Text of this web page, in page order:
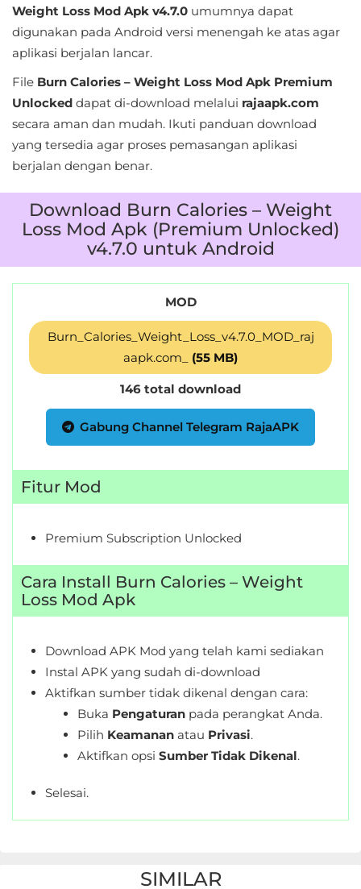
Rekomendasi
Weight Loss Mod Apk v4.7.0 umumnya dapat
digunakan pada Android versi menengah ke atas agar
aplikasi berjalan lancar.
File Burn Calories – Weight Loss Mod Apk Premium
Unlocked dapat di-download melalui rajaapk.com
secara aman dan mudah. Ikuti panduan download
yang tersedia agar proses pemasangan aplikasi
berjalan dengan benar.
Download Burn Calories – Weight
Loss Mod Apk (Premium Unlocked)
v4.7.0 untuk Android
MOD
Burn_Calories_Weight_Loss_v4.7.0_MOD_raj
aapk.com_ (55 MB)
146 total download
Gabung Channel Telegram RajaAPK
Fitur Mod
Premium Subscription Unlocked
Cara Install Burn Calories – Weight
Loss Mod Apk
Download APK Mod yang telah kami sediakan
Instal APK yang sudah di-download
Aktifkan sumber tidak dikenal dengan cara:
Buka Pengaturan pada perangkat Anda.
Pilih Keamanan atau Privasi.
Aktifkan opsi Sumber Tidak Dikenal.
Selesai.
SIMILAR